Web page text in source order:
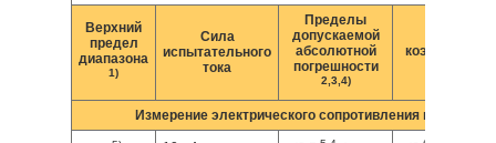
Верхний
предел
диапазона
1)
Сила
испытательного
тока
Пределы
допускаемой
абсолютной
погрешности
2,3,4)
коэффициент
Измерение электрического сопротивления